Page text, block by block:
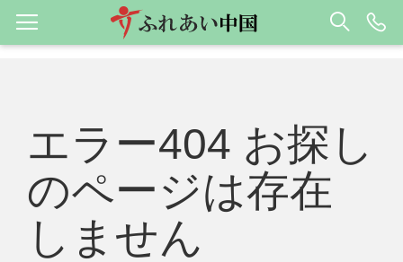
エラー404 お探し
のページは存在
しません